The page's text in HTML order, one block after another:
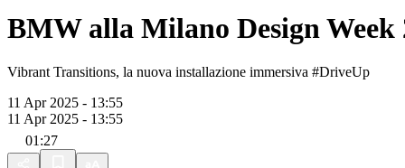
BMW alla Milano Design Week
Vibrant Transitions, la nuova installazione immersiva #DriveUp
11 Apr 2025 - 13:55
11 Apr 2025 - 13:55
01:27